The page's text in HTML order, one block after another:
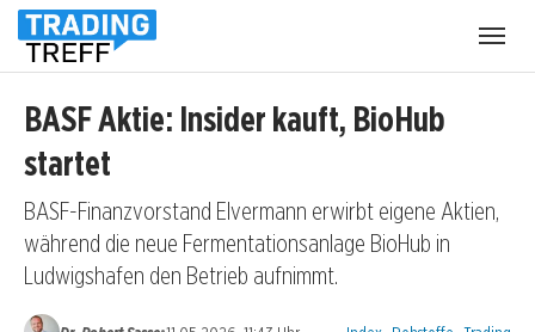
BASF Aktie: Insider kauft, BioHub
startet
BASF-Finanzvorstand Elvermann erwirbt eigene Aktien,
während die neue Fermentationsanlage BioHub in
Ludwigshafen den Betrieb aufnimmt.